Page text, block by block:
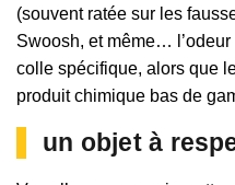
(souvent ratée sur les
Swoosh, et même…
colle spécifique, alors que
produit chimique bas de
un objet à